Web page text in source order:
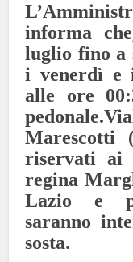
informa
luglio fino a
i venerdì e
alle ore
pedonale.
Marescotti
riservati ai
regina
Lazio e
saranno
sosta.